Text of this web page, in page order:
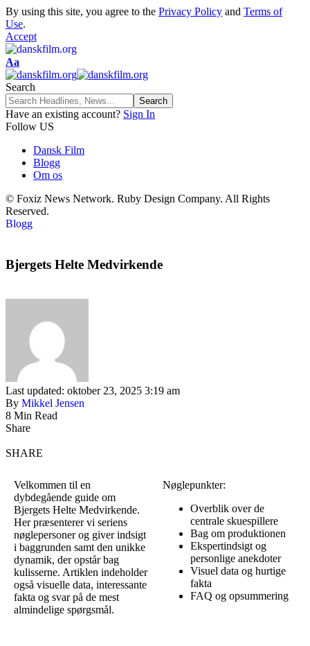
By using this site, you agree to the Privacy Policy and Terms of
Use.
Accept
Aa
Search
Have an existing account? Sign In
Follow US
Dansk Film
Blogg
Om os
© Foxiz News Network. Ruby Design Company. All Rights
Reserved.
Blogg
Bjergets Helte Medvirkende
Last updated: oktober 23, 2025 3:19 am
By Mikkel Jensen
8 Min Read
Share
SHARE
Velkommen til en
dybdegående guide om
Bjergets Helte Medvirkende.
Her præsenterer vi seriens
nøglepersoner og giver indsigt
i baggrunden samt den unikke
dynamik, der opstår bag
kulisserne. Artiklen indeholder
også visuelle data, interessante
fakta og svar på de mest
almindelige spørgsmål.
Nøglepunkter:
Overblik over de
centrale skuespillere
Bag om produktionen
Ekspertindsigt og
personlige anekdoter
Visuel data og hurtige
fakta
FAQ og opsummering